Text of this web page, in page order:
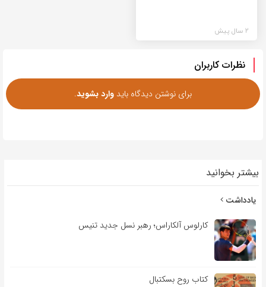
2 سال پیش
نظرات کاربران
برای نوشتن دیدگاه باید وارد بشوید.
بیشتر بخوانید
یادداشت
کارلوس آلکاراس؛ رهبر نسل جدید تنیس
کتاب روح بسکتبال